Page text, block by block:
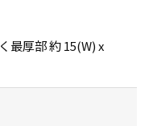
最厚部 約 15(W) x